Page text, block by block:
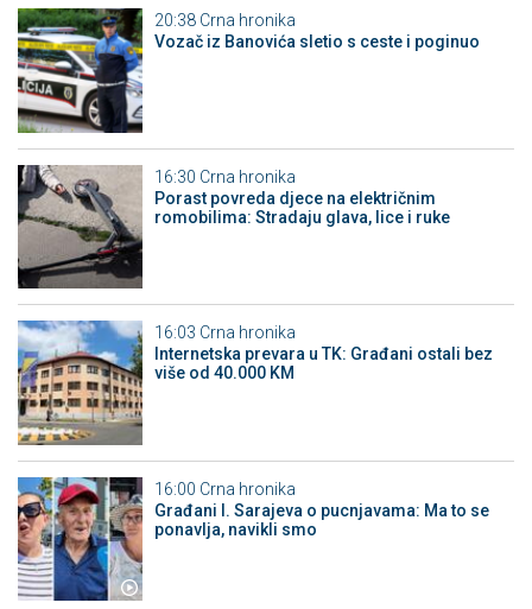
20:38 Crna hronika
Vozač iz Banovića sletio s ceste i poginuo
16:30 Crna hronika
Porast povreda djece na električnim
romobilima: Stradaju glava, lice i ruke
16:03 Crna hronika
Internetska prevara u TK: Građani ostali bez
više od 40.000 KM
16:00 Crna hronika
Građani I. Sarajeva o pucnjavama: Ma to se
ponavlja, navikli smo